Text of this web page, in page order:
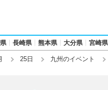
長崎県 熊本県 大分県 宮崎県
25日 九州のイベント